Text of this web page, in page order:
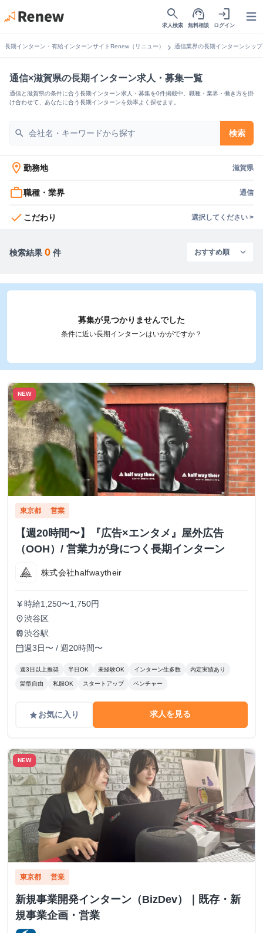
search
求人検索
support_agent
無料相談
login
ログイン
長期インターン・有給インターンサイトRenew（リニュー） chevron_right 通信業界の長期インターンシップ
通信×滋賀県の長期インターン求人・募集一覧
通信と滋賀県の条件に合う長期インターン求人・募集を0件掲載中。職種・業界・働き方を掛
け合わせて、あなたに合う長期インターンを効率よく探せます。
search 検索
location_on 勤務地 滋賀県
work_outline職種・業界 通信
check こだわり 選択してください >
検索結果 0 件
募集が見つかりませんでした
条件に近い長期インターンはいかがですか？
NEW
東京都 営業
【週20時間〜】『広告×エンタメ』屋外広告
（OOH）/ 営業力が身につく長期インターン
株式会社halfwaytheir
currency_yen 時給1,250〜1,750円
place渋谷区
train渋谷駅
calendar_today週3日〜 / 週20時間〜
週3日以上推奨 半日OK 未経験OK インターン生多数 内定実績あり
髪型自由 私服OK スタートアップ ベンチャー
gradeお気に入り 求人を見る
NEW
東京都 営業
新規事業開発インターン（BizDev）｜既存・新
規事業企画・営業